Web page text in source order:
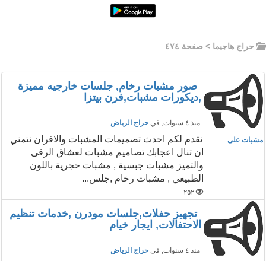
حراج هاجيما > صفحة ٤٧٤
صور مشبات رخام, جلسات خارجيه مميزة
,ديكورات مشبات,فرن بيتزا
منذ ٤ سنوات , في حراج الرياض
مشبات على
نقدم لكم احدث تصميمات المشبات والافران نتمني
ان تنال اعجابك تصاميم مشبات لعشاق الرقى
والتميز مشبات جبسية , مشبات حجرية باللون
الطبيعي , مشبات رخام ,جلس...
٢٥٢
تجهيز حفلات,جلسات مودرن ,خدمات تنظيم
الاحتفالات, ايجار خيام
منذ ٤ سنوات , في حراج الرياض